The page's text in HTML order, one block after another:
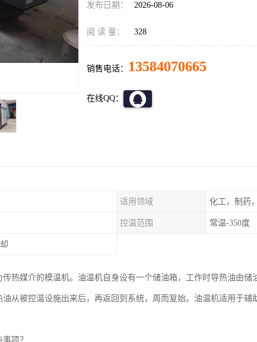
发布日期： 2026-08-06
阅 读 量： 328
销售电话： 13584070665
在线QQ：
适用领域 化工，制药
控温范围 常温-350度
热媒介的模温机。油温机自身设有一个储油箱，工作时导热油由储
从被控温设施出来后，再返回到系统，周而复始。油温机适用于辅
项？